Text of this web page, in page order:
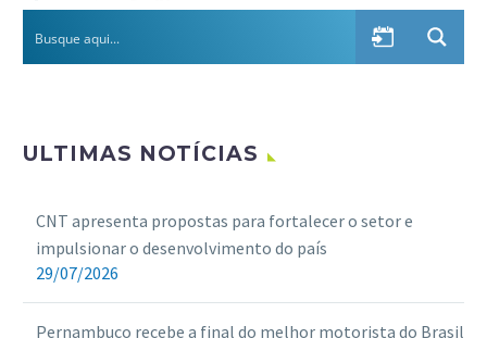
ULTIMAS NOTÍCIAS
CNT apresenta propostas para fortalecer o setor e
impulsionar o desenvolvimento do país
29/07/2026
Pernambuco recebe a final do melhor motorista do Brasil